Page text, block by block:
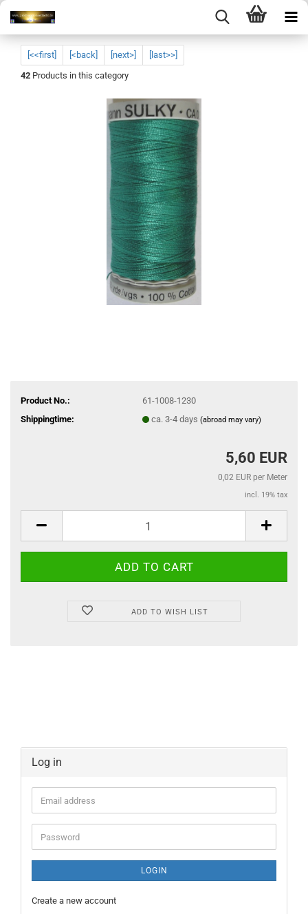
[<<first] [<back] [next>]
[last>>]
42 Products in this category
Product No.:
61-1008-1230
Shippingtime:
ca. 3-4 days (abroad may vary)
5,60 EUR
0,02 EUR per Meter
incl. 19% tax
ADD TO WISH LIST
Log in
Email
address
Password
LOGIN
Create a new account